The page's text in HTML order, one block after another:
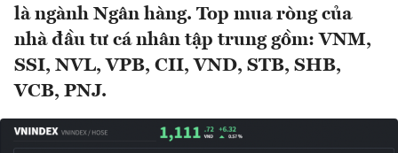
là ngành Ngân hàng. Top mua ròng của
nhà đầu tư cá nhân tập trung gồm: VNM,
SSI, NVL, VPB, CII, VND, STB, SHB,
VCB, PNJ.